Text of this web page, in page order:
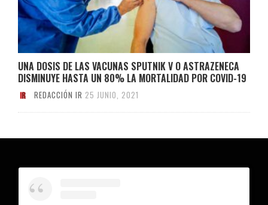
UNA DOSIS DE LAS VACUNAS SPUTNIK V O ASTRAZENECA
DISMINUYE HASTA UN 80% LA MORTALIDAD POR COVID-19
REDACCIÓN IR 25 JUNIO, 2021